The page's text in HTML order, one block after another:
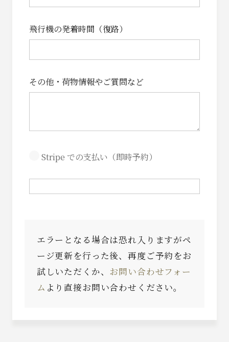
飛行機の発着時間（復路）
その他・荷物情報やご質問など
Stripe での支払い（即時予約）
エラーとなる場合は恐れ入りますがペ
ージ更新を行った後、再度ご予約をお
試しいただくか、 お問い合わせフォー
ム より直接お問い合わせください。